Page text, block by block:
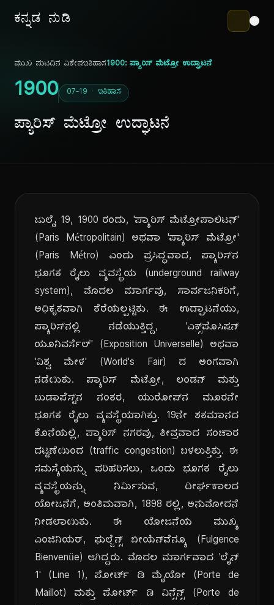
ಕನ್ನಡ ನುಡಿ
ಮುಖ ಪುಟದಿನ ವಿಶೇಷಇತಿಹಾಸ1900: ಪ್ಯಾರಿಸ್ ಮೆಟ್ರೋ ಉದ್ಘಾಟನೆ
1900 07-19 · ಇತಿಹಾಸ
ಪ್ಯಾರಿಸ್ ಮೆಟ್ರೋ ಉದ್ಘಾಟನೆ
ಜುಲೈ 19, 1900 ರಂದು, 'ಪ್ಯಾರಿಸ್ ಮೆಟ್ರೋಪಾಲಿಟನ್'
(Paris Métropolitain) ಅಥವಾ 'ಪ್ಯಾರಿಸ್ ಮೆಟ್ರೋ'
(Paris Métro) ಎಂದು ಪ್ರಸಿದ್ಧವಾದ, ಪ್ಯಾರಿಸ್‌ನ
ಭೂಗತ ರೈಲು ವ್ಯವಸ್ಥೆಯ (underground railway
system), ಮೊದಲ ಮಾರ್ಗವು, ಸಾರ್ವಜನಿಕರಿಗೆ,
ಅಧಿಕೃತವಾಗಿ ತೆರೆಯಲ್ಪಟ್ಟಿತು. ಈ ಉದ್ಘಾಟನೆಯು,
ಪ್ಯಾರಿಸ್‌ನಲ್ಲಿ ನಡೆಯುತ್ತಿದ್ದ, 'ಎಕ್ಸ್‌ಪೊಸಿಷನ್
ಯೂನಿವರ್ಸೆಲ್' (Exposition Universelle) ಅಥವಾ
'ವಿಶ್ವ ಮೇಳ' (World's Fair) ದ ಅಂಗವಾಗಿ
ನಡೆಯಿತು. ಪ್ಯಾರಿಸ್ ಮೆಟ್ರೋ, ಲಂಡನ್ ಮತ್ತು
ಬುಡಾಪೆಸ್ಟ್‌ನ ನಂತರ, ಯುರೋಪ್‌ನ ಮೂರನೇ
ಭೂಗತ ರೈಲು ವ್ಯವಸ್ಥೆಯಾಗಿತ್ತು. 19ನೇ ಶತಮಾನದ
ಕೊನೆಯಲ್ಲಿ, ಪ್ಯಾರಿಸ್ ನಗರವು, ತೀವ್ರವಾದ ಸಂಚಾರ
ದಟ್ಟಣೆಯಿಂದ (traffic congestion) ಬಳಲುತ್ತಿತ್ತು. ಈ
ಸಮಸ್ಯೆಯನ್ನು ಪರಿಹರಿಸಲು, ಒಂದು ಭೂಗತ ರೈಲು
ವ್ಯವಸ್ಥೆಯನ್ನು ನಿರ್ಮಿಸುವ, ದೀರ್ಘಕಾಲದ
ಯೋಜನೆಗೆ, ಅಂತಿಮವಾಗಿ, 1898 ರಲ್ಲಿ, ಅನುಮೋದನೆ
ನೀಡಲಾಯಿತು. ಈ ಯೋಜನೆಯ ಮುಖ್ಯ
ಎಂಜಿನಿಯರ್, ಫುಲ್ಜೆನ್ಸ್ ಬೀಯೆನ್‌ವೆನ್ಯೂ (Fulgence
Bienvenüe) ಆಗಿದ್ದರು. ಮೊದಲ ಮಾರ್ಗವಾದ 'ಲೈನ್
1' (Line 1), ಪೋರ್ಟ್ ಡಿ ಮೈಯೋ (Porte de
Maillot) ಮತ್ತು ಪೋರ್ಟ್ ಡಿ ವಿನ್ಸೆನ್ಸ್ (Porte de